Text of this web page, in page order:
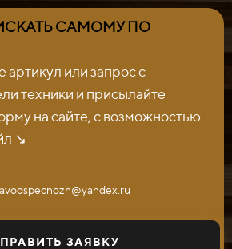
САМОМУ ПО
или запрос с
техники и присылайте
на сайте, с возможностью
↘️
ЗАЯВКУ